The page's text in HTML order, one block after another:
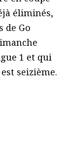
éliminés,
de Go
1 et qui
seizième.